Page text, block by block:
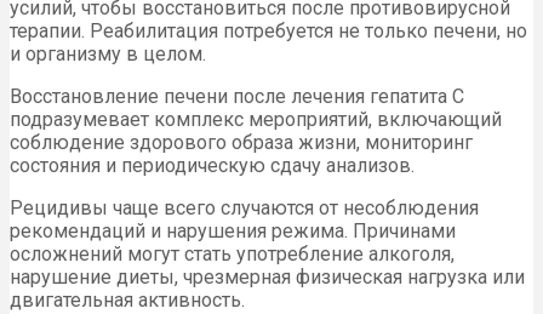
усилий, чтобы восстановиться после противовирусной
терапии. Реабилитация потребуется не только печени, но
и организму в целом.
Восстановление печени после лечения гепатита С
подразумевает комплекс мероприятий, включающий
соблюдение здорового образа жизни, мониторинг
состояния и периодическую сдачу анализов.
Рецидивы чаще всего случаются от несоблюдения
рекомендаций и нарушения режима. Причинами
осложнений могут стать употребление алкоголя,
нарушение диеты, чрезмерная физическая нагрузка или
двигательная активность.